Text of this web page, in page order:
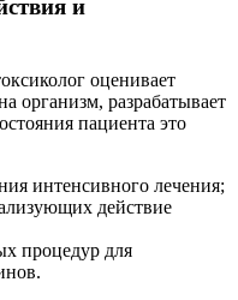
и
оценивает
организм, разрабатывает
пациента это
интенсивного лечения;
действие
процедур для